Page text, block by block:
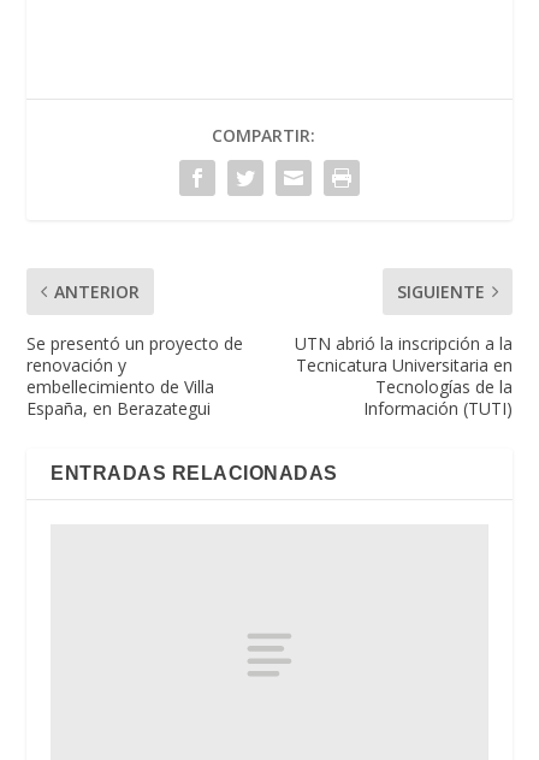
COMPARTIR:
ANTERIOR
Se presentó un proyecto de
renovación y
embellecimiento de Villa
España, en Berazategui
SIGUIENTE
UTN abrió la inscripción a la
Tecnicatura Universitaria en
Tecnologías de la
Información (TUTI)
ENTRADAS RELACIONADAS